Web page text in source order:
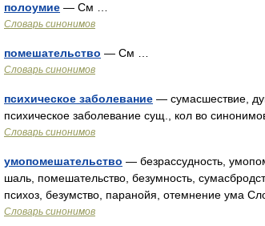
полоумие — См …
Словарь синонимов
помешательство — См …
Словарь синонимов
психическое заболевание — сумасшествие,
психическое заболевание сущ., кол во
Словарь синонимов
умопомешательство — безрассудность,
шаль, помешательство, безумность,
психоз, безумство, паранойя, отемнение ума
Словарь синонимов